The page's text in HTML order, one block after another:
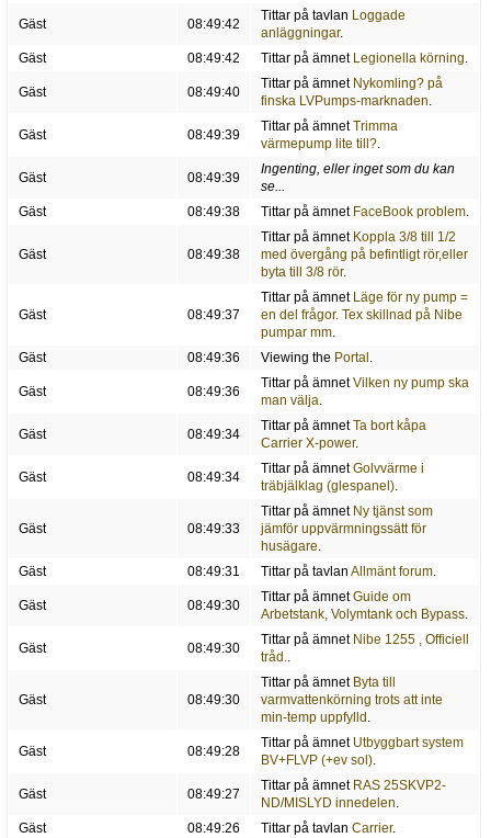
Gäst 08:49:42
Tittar på tavlan Loggade
anläggningar.
Gäst
08:49:42 Tittar på ämnet Legionella körning.
Gäst 08:49:40
Tittar på ämnet Nykomling? på
finska LVPumps-marknaden.
Gäst 08:49:39
Tittar på ämnetTrimma
värmepump lite till?.
Gäst 08:49:39
Ingenting, eller inget som du kan
se...
Gäst
08:49:38 Tittar på ämnet FaceBook problem.
Gäst 08:49:38
Tittar på ämnet Koppla 3/8 till 1/2
med övergång på befintligt rör,eller
byta till 3/8 rör.
Gäst 08:49:37
Tittar på ämnet Läge för ny pump =
en del frågor. Tex skillnad på Nibe
pumpar mm.
Gäst
08:49:36 Viewing the Portal .
Gäst 08:49:36
Tittar på ämnetVilken ny pump ska
man välja.
Gäst 08:49:34
Tittar på ämnetTa bort kåpa
Carrier X-power.
Gäst 08:49:34
Tittar på ämnetGolvvärme i
träbjälklag (glespanel).
Gäst 08:49:33
Tittar på ämnet Ny tjänst som
jämför uppvärmningssätt för
husägare.
Gäst
08:49:31 Tittar på tavlan Allmänt forum.
Gäst 08:49:30
Tittar på ämnetGuide om
Arbetstank, Volymtank och Bypass.
Gäst 08:49:30
Tittar på ämnet Nibe 1255 , Officiell
tråd..
Gäst 08:49:30
Tittar på ämnet Byta till
varmvattenkörning trots att inte
min-temp uppfylld .
Gäst 08:49:28
Tittar på ämnet Utbyggbart system
BV+FLVP (+ev sol).
Gäst 08:49:27
Tittar på ämnet RAS 25SKVP2-
ND/MISLYD innedelen.
Gäst
08:49:26 Tittar på tavlan Carrier.